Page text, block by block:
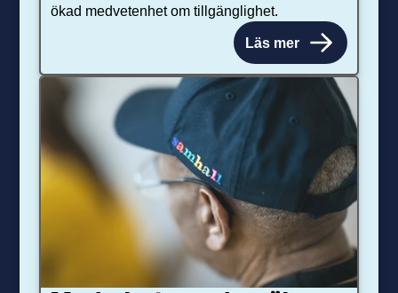
ökad medvetenhet om tillgänglighet.
Läs mer